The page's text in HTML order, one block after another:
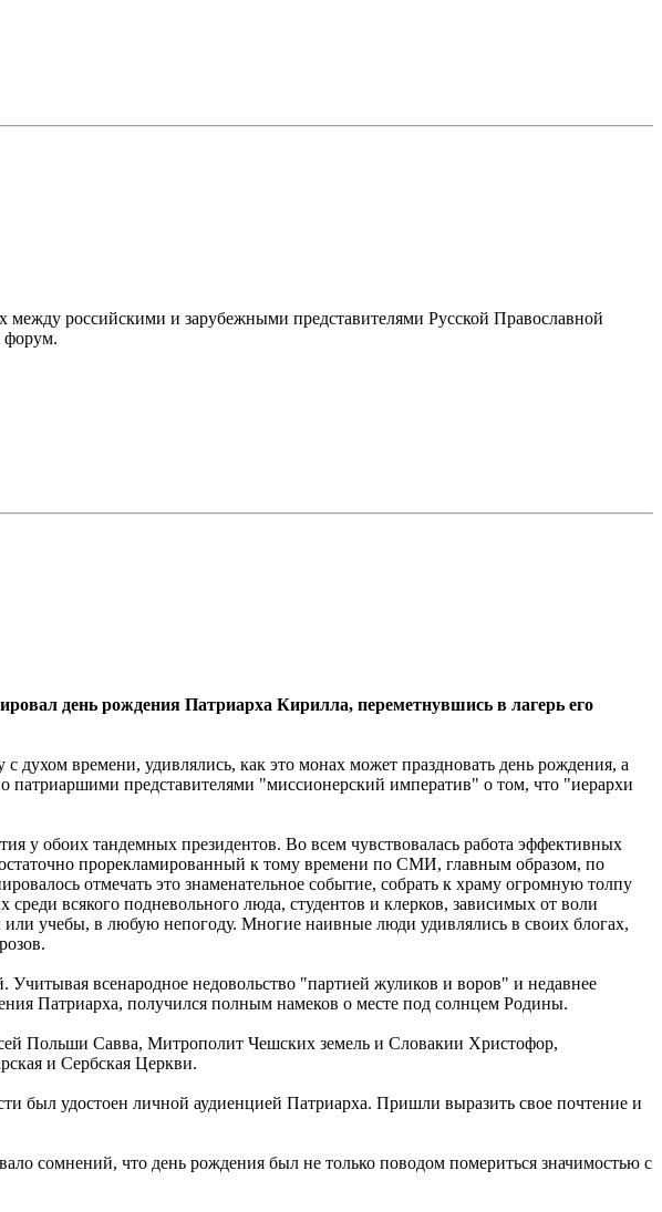
между российскими и зарубежными представителями Русской Православной
форум.
день рождения Патриарха Кирилла, переметнувшись в лагерь его
времени, удивлялись, как это монах может праздновать день рождения, а
патриаршими представителями "миссионерский императив" о том, что "иерархи
у обоих тандемных президентов. Во всем чувствовалась работа эффективных
прорекламированный к тому времени по СМИ, главным образом, по
отмечать это знаменательное событие, собрать к храму огромную толпу
всякого подневольного люда, студентов и клерков, зависимых от воли
учебы, в любую непогоду. Многие наивные люди удивлялись в своих блогах,
всенародное недовольство "партией жуликов и воров" и недавнее
Патриарха, получился полным намеков о месте под солнцем Родины.
Польши Савва, Митрополит Чешских земель и Словакии Христофор,
и Сербская Церкви.
был удостоен личной аудиенцией Патриарха. Пришли выразить свое почтение и
сомнений, что день рождения был не только поводом помериться значимостью с